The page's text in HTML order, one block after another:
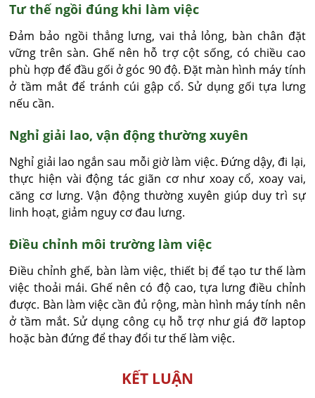
Tư thế ngồi đúng khi làm việc
Đảm bảo ngồi thẳng lưng, vai thả lỏng, bàn chân đặt
vững trên sàn. Ghế nên hỗ trợ cột sống, có chiều cao
phù hợp để đầu gối ở góc 90 độ. Đặt màn hình máy tính
ở tầm mắt để tránh cúi gập cổ. Sử dụng gối tựa lưng
nếu cần.
Nghỉ giải lao, vận động thường xuyên
Nghỉ giải lao ngắn sau mỗi giờ làm việc. Đứng dậy, đi lại,
thực hiện vài động tác giãn cơ như xoay cổ, xoay vai,
căng cơ lưng. Vận động thường xuyên giúp duy trì sự
linh hoạt, giảm nguy cơ đau lưng.
Điều chỉnh môi trường làm việc
Điều chỉnh ghế, bàn làm việc, thiết bị để tạo tư thế làm
việc thoải mái. Ghế nên có độ cao, tựa lưng điều chỉnh
được. Bàn làm việc cần đủ rộng, màn hình máy tính nên
ở tầm mắt. Sử dụng công cụ hỗ trợ như giá đỡ laptop
hoặc bàn đứng để thay đổi tư thế làm việc.
KẾT LUẬN